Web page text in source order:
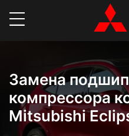
Замена
компрессора
Mitsubishi